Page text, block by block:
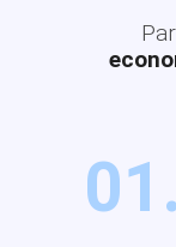
01.